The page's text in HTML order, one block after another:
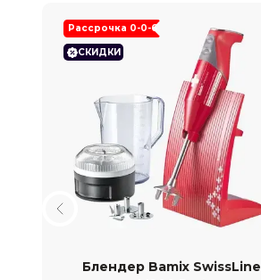
Рассрочка 0-0-6
СКИДКИ
Блендер Bamix SwissLine